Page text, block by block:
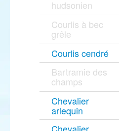
hudsonien
Courlis à bec
grêle
Courlis cendré
Bartramie des
champs
Chevalier
arlequin